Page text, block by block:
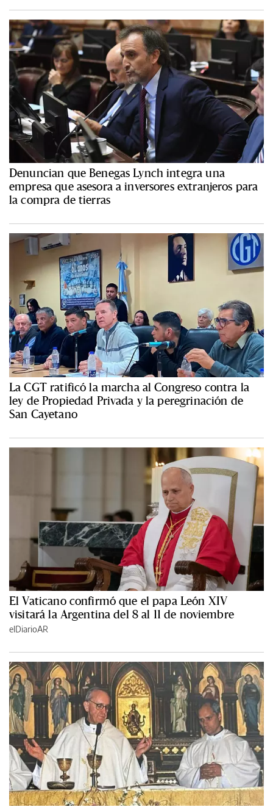
Denuncian que Benegas Lynch integra una
empresa que asesora a inversores extranjeros para
la compra de tierras
La CGT ratificó la marcha al Congreso contra la
ley de Propiedad Privada y la peregrinación de
San Cayetano
El Vaticano confirmó que el papa León XIV
visitará la Argentina del 8 al 11 de noviembre
elDiarioAR